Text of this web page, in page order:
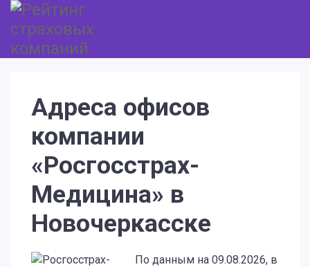
Адреса офисов
компании
«Росгосстрах-
Медицина» в
Новочеркасске
По данным на 09.08.2026, в